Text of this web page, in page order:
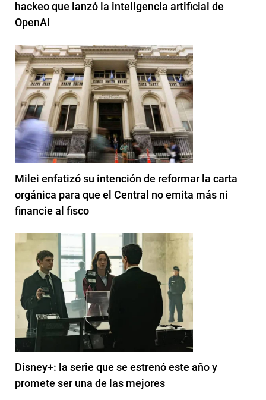
hackeo que lanzó la inteligencia artificial de
OpenAI
Milei enfatizó su intención de reformar la carta
orgánica para que el Central no emita más ni
financie al fisco
Disney+: la serie que se estrenó este año y
promete ser una de las mejores